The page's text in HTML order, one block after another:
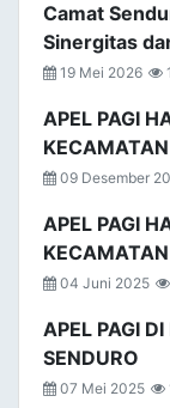
Camat
Sinergitas
19 Mei 2026
APEL PAGI
09 Desember
APEL PAGI
04 Juni 2025
APEL PAGI
SENDURO
07 Mei 2025